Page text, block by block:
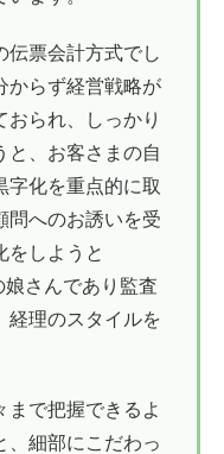
票会計方式でし
からず経営戦略が
おられ、しっかり
と、お客さまの自
字化を重点的に取
問へのお誘いを受
をしようと
娘さんであり監査
経理のスタイルを
で把握できるよ
、細部にこだわっ